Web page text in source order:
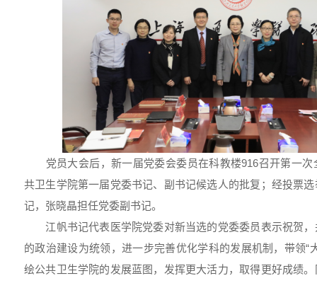
党员大会后，新一届党委会委员在科教楼916召开第一次
共卫生学院第一届党委书记、副书记候选人的批复；经投票
记，张晓晶担任党委副书记。
江帆书记代表医学院党委对新当选的党委委员表示祝贺，
的政治建设为统领，进一步完善优化学科的发展机制，带领“
绘公共卫生学院的发展蓝图，发挥更大活力，取得更好成绩